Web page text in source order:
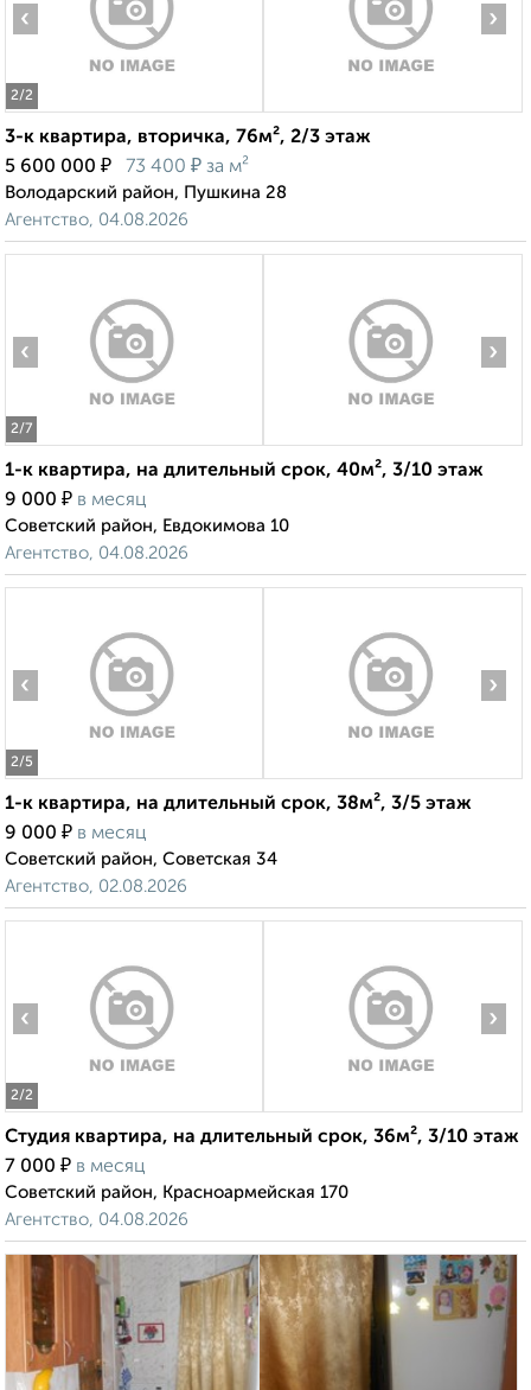
2/2
‹ ›
3-к квартира, вторичка, 76м², 2/3 этаж
5 600 000 ₽ 73 400 ₽ за м²
Володарский район, Пушкина 28
Агентство, 04.08.2026
2/7
‹ ›
1-к квартира, на длительный срок, 40м², 3/10 этаж
9 000 ₽ в месяц
Советский район, Евдокимова 10
Агентство, 04.08.2026
2/5
‹ ›
1-к квартира, на длительный срок, 38м², 3/5 этаж
9 000 ₽ в месяц
Советский район, Советская 34
Агентство, 02.08.2026
2/2
‹ ›
Студия квартира, на длительный срок, 36м², 3/10 этаж
7 000 ₽ в месяц
Советский район, Красноармейская 170
Агентство, 04.08.2026